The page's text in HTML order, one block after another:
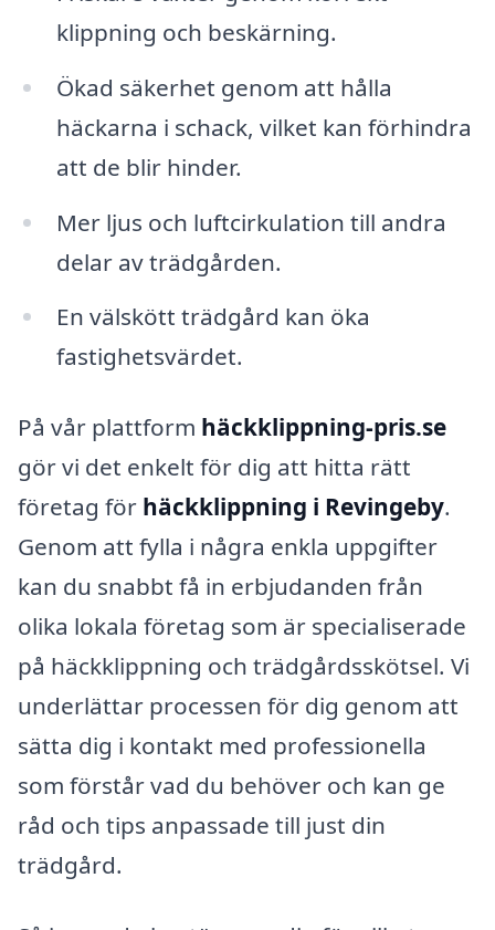
klippning och beskärning.
Ökad säkerhet genom att hålla
häckarna i schack, vilket kan förhindra
att de blir hinder.
Mer ljus och luftcirkulation till andra
delar av trädgården.
En välskött trädgård kan öka
fastighetsvärdet.
På vår plattform häckklippning-pris.se
gör vi det enkelt för dig att hitta rätt
företag för häckklippning i Revingeby.
Genom att fylla i några enkla uppgifter
kan du snabbt få in erbjudanden från
olika lokala företag som är specialiserade
på häckklippning och trädgårdsskötsel. Vi
underlättar processen för dig genom att
sätta dig i kontakt med professionella
som förstår vad du behöver och kan ge
råd och tips anpassade till just din
trädgård.